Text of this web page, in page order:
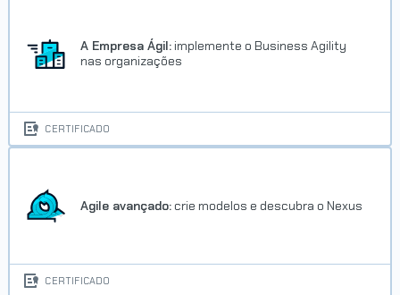
Concluído em 06/02/2022
VER CERTIFICADO
Photoshop
A Empresa Ágil: implemente o Business Agility
nas organizações
CERTIFICADO
Agile avançado: crie modelos e descubra o Nexus
CERTIFICADO